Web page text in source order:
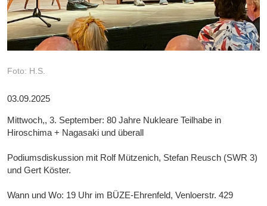
Foto: H.S.
03.09.2025
Mittwoch,, 3. September: 80 Jahre Nukleare Teilhabe in
Hiroschima + Nagasaki und überall
Podiumsdiskussion mit Rolf Mützenich, Stefan Reusch (SWR 3)
und Gert Köster.
Wann und Wo: 19 Uhr im BÜZE-Ehrenfeld, Venloerstr. 429